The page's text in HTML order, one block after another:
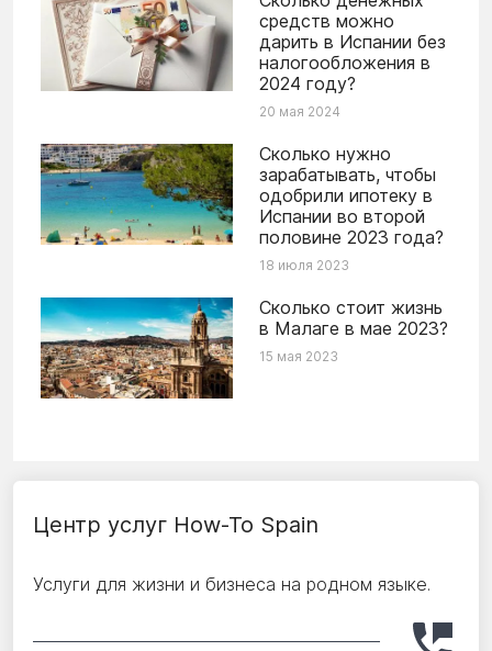
средств можно
дарить в Испании без
налогообложения в
2024 году?
20 мая 2024
Сколько нужно
зарабатывать, чтобы
одобрили ипотеку в
Испании во второй
половине 2023 года?
18 июля 2023
Сколько стоит жизнь
в Малаге в мае 2023?
15 мая 2023
Центр услуг How-To Spain
Услуги для жизни и бизнеса на родном языке.